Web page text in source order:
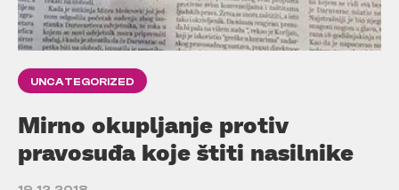
UNCATEGORIZED
Mirno okupljanje protiv
pravosuđa koje štiti nasilnike